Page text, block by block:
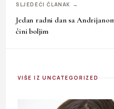
SLJEDEĆI ČLANAK →
Jedan radni dan sa
čini boljim
VIŠE IZ UNCATEGORIZED